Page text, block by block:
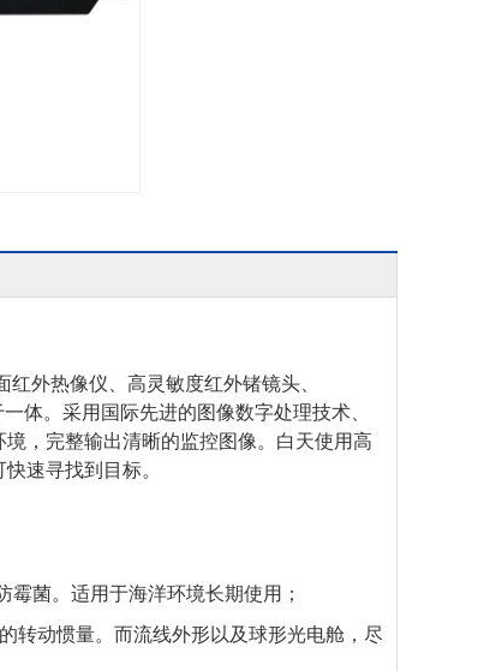
红外热像仪 高灵敏度红外锗镜头
体。采用国际先进的图像数字处理技术、
境 ， 完整输出清晰的监控图像。 白天使用高
速寻找到目标。
霉菌。适用于海洋环境长期使用；
转动惯量。而流线外形以及球形光电舱，尽